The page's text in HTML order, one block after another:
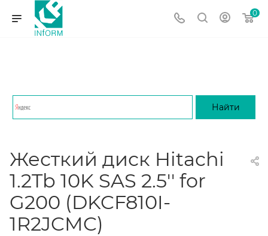
0
Жесткий диск Hitachi
1.2Tb 10K SAS 2.5'' for
G200 (DKCF810I-
1R2JCMC)